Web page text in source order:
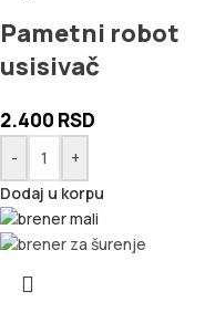
Pametni robot
usisivač
2.400 RSD
-
+
Dodaj u korpu